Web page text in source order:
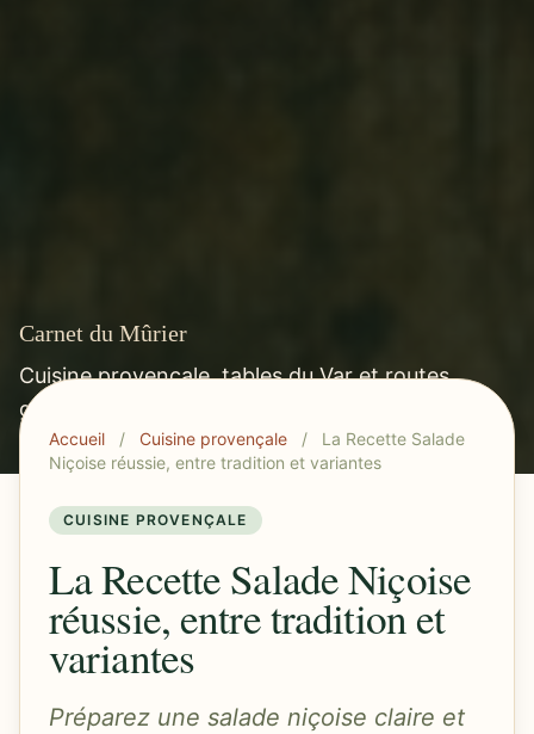
Carnet du Mûrier
Cuisine provençale, tables du Var et routes
gourmandes méditerranéennes.
Accueil / Cuisine provençale /
La Recette Salade
Niçoise réussie, entre tradition et variantes
CUISINE PROVENÇALE
La Recette Salade Niçoise
réussie, entre tradition et
variantes
Préparez une salade niçoise claire et